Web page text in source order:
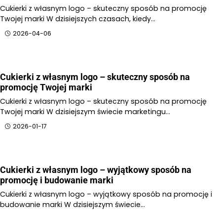
Cukierki z własnym logo – skuteczny sposób na promocję
Twojej marki W dzisiejszych czasach, kiedy…
2026-04-06
Cukierki z własnym logo – skuteczny sposób na
promocję Twojej marki
Cukierki z własnym logo – skuteczny sposób na promocję
Twojej marki W dzisiejszym świecie marketingu…
2026-01-17
Cukierki z własnym logo – wyjątkowy sposób na
promocję i budowanie marki
Cukierki z własnym logo – wyjątkowy sposób na promocję i
budowanie marki W dzisiejszym świecie…